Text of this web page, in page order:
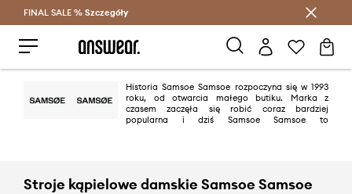
Oszczędzaj z Answear Club >
FINAL SALE % Szczegóły
Historia Samsoe Samsoe rozpoczyna się w 1993
roku, od otwarcia małego butiku. Marka z
czasem zaczęła się robić coraz bardziej
popularna i dziś Samsoe Samsoe to
Stroje kąpielowe damskie Samsoe Samsoe